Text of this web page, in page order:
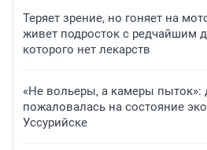
Теряет зрение, но гоняет на
живет подросток с редчайшим
которого нет лекарств
«Не вольеры, а камеры пыток»:
пожаловалась на состояние
Уссурийске